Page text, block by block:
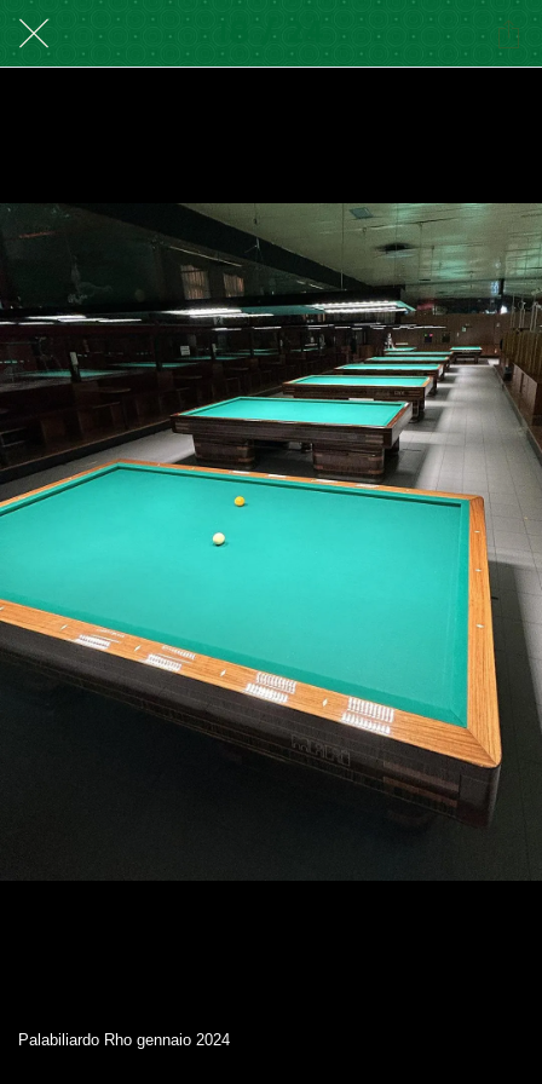
18 / 24
Palabiliardo Rho gennaio 2024